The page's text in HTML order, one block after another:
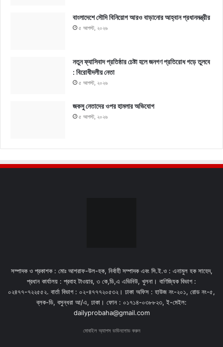
বাংলাদেশে সৌদি বিনিয়োগ আরও বাড়ানোর আহ্বান প্রধানমন্ত্রীর
৫ আগস্ট, ২০২৬
নতুন ফ্যাসিবাদ প্রতিষ্ঠার চেষ্টা হলে জনগণ প্রতিরোধ গড়ে তুলবে
: বিরোধীদলীয় নেতা
৫ আগস্ট, ২০২৬
জকসু নেতাদের ওপর হামলার অভিযোগ
৫ আগস্ট, ২০২৬
সম্পাদক ও প্রকাশক : মোঃ আশরাফ-উল-হক, নির্বাহী সম্পাদক এবং সি.ই.ও : এনামুল হক সাহেদ,
প্রধান কার্যালয় : প্রবাহ টাওয়ার, ৩ কে,ডি,এ এভিনিউ, খুলনা। বাণিজ্যিক বিভাগ :
০২৪৭৭-৭২২৫৫২. বার্তা বিভাগ : ০২-৪৭৭৭২০৫৩২। ঢাকা অফিস : হাউজ নং-২০১, রোড নং-৫,
ব্লক-ডি, বসুন্ধরা আ/এ, ঢাকা। ফোন : ০১৭১৪-০৩৮৮২৩, ই-মেইল:
dailyprobaha@gmail.com
মোবাইল অ্যাপস ডাউনলোড করুন